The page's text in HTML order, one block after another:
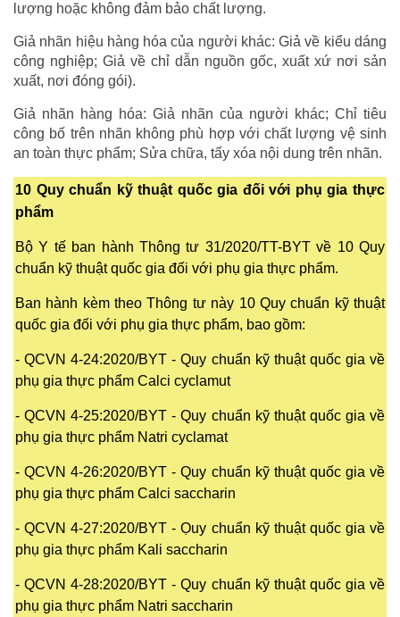
lượng hoặc không đảm bảo chất lượng.
Giả nhãn hiệu hàng hóa của người khác: Giả về kiểu dáng
công nghiệp; Giả về chỉ dẫn nguồn gốc, xuất xứ nơi sản
xuất, nơi đóng gói).
Giả nhãn hàng hóa: Giả nhãn của người khác; Chỉ tiêu
công bố trên nhãn không phù hợp với chất lượng vệ sinh
an toàn thực phẩm; Sửa chữa, tẩy xóa nội dung trên nhãn.
10 Quy chuẩn kỹ thuật quốc gia đối với phụ gia thực
phẩm
Bộ Y tế ban hành Thông tư 31/2020/TT-BYT về 10 Quy
chuẩn kỹ thuật quốc gia đối với phụ gia thực phẩm.
Ban hành kèm theo Thông tư này 10 Quy chuẩn kỹ thuật
quốc gia đối với phụ gia thực phẩm, bao gồm:
- QCVN 4-24:2020/BYT - Quy chuẩn kỹ thuật quốc gia về
phụ gia thực phẩm Calci cyclamut
- QCVN 4-25:2020/BYT - Quy chuẩn kỹ thuật quốc gia về
phụ gia thực phẩm Natri cyclamat
- QCVN 4-26:2020/BYT - Quy chuẩn kỹ thuật quốc gia về
phụ gia thực phẩm Calci saccharin
- QCVN 4-27:2020/BYT - Ọuy chuẩn kỹ thuật quốc gia về
phụ gia thực phẩm Kali saccharin
- QCVN 4-28:2020/BYT - Quy chuẩn kỹ thuật quốc gia về
phụ gia thực phẩm Natri saccharin